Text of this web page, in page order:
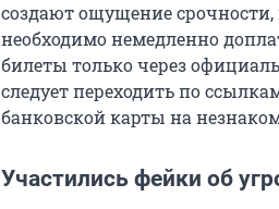
создают ощущение
необходимо немедленно
билеты только через
следует переходить по
банковской карты на
Участились фейки об